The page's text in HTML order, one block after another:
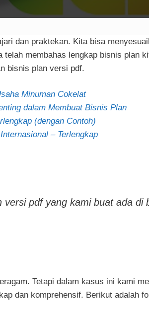
dan praktekan. Kita bisa
membahas lengkap bisnis plan
bisnis plan versi pdf.
Minuman Cokelat
dalam Membuat Bisnis Plan
(dengan Contoh)
– Terlengkap
pdf yang kami buat ada di
Tetapi dalam kasus ini kami
dan komprehensif. Berikut adalah